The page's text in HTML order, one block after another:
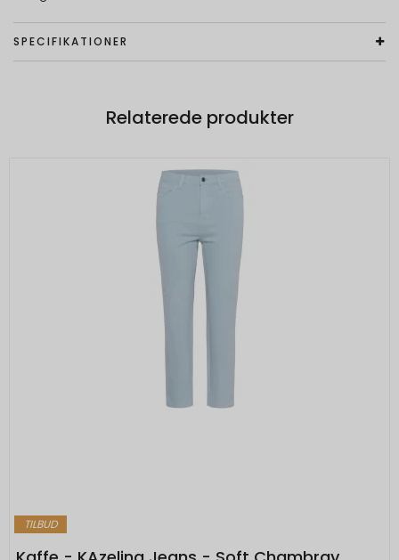
SPECIFIKATIONER
Relaterede produkter
TILBUD